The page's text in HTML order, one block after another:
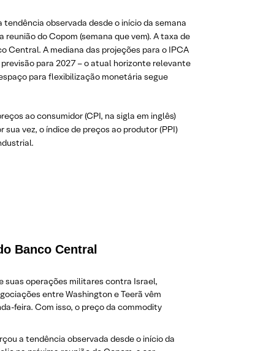
observada desde o início da semana
do Copom (semana que vem). A taxa de
Central. A mediana das projeções para o IPCA
para 2027 – o atual horizonte relevante
para flexibilização monetária segue
ao consumidor (CPI, na sigla em inglês)
vez, o índice de preços ao produtor (PPI)
Banco Central
suas operações militares contra Israel,
entre Washington e Teerã vêm
feira. Com isso, o preço da commodity
a tendência observada desde o início da